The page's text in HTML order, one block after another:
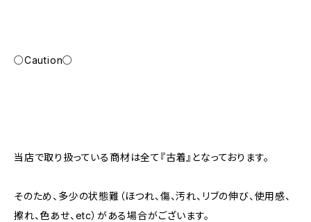
○Caution○
当店で取り扱っている商材は全て『古着』となっております。
そのため、多少の状態難（ほつれ、傷、汚れ、リブの伸び、使用感、
擦れ、色あせ、etc）がある場合がございます。